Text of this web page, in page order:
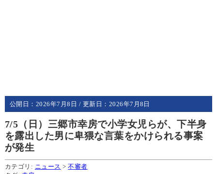
公開日： 2026年7月8日 / 更新日： 2026年7月8日
7/5（日）三郷市幸房で小学女児らが、下半身
を露出した男に卑猥な言葉をかけられる事案
が発生
カテゴリ: ニュース >不審者